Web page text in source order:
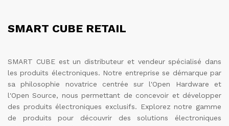
SMART CUBE RETAIL
SMART CUBE est un distributeur et vendeur spécialisé dans
les produits électroniques. Notre entreprise se démarque par
sa philosophie novatrice centrée sur l'Open Hardware et
l'Open Source, nous permettant de concevoir et développer
des produits électroniques exclusifs. Explorez notre gamme
de produits pour découvrir des solutions électroniques